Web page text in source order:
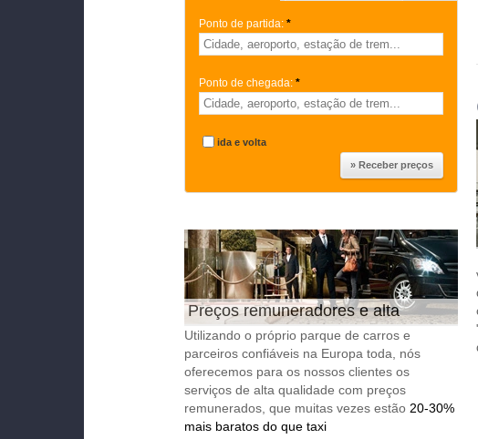
Ponto de partida: *
Ponto de chegada: *
ida e volta
Preços remuneradores e alta
qualidade
Utilizando o próprio parque de carros e
parceiros confiáveis na Europa toda, nós
oferecemos para os nossos clientes os
serviços de alta qualidade com preços
remunerados, que muitas vezes estão 20-30%
mais baratos do que taxi